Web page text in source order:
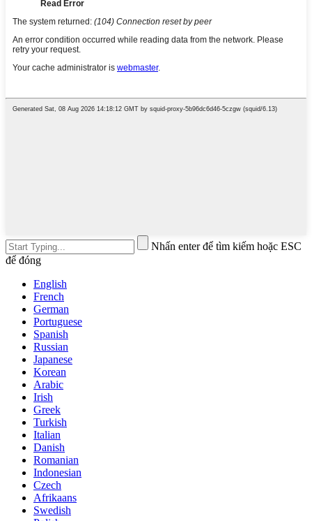
Nhấn enter để tìm kiếm hoặc ESC
để đóng
English
French
German
Portuguese
Spanish
Russian
Japanese
Korean
Arabic
Irish
Greek
Turkish
Italian
Danish
Romanian
Indonesian
Czech
Afrikaans
Swedish